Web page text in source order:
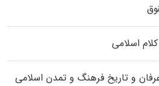
اسلامی
و تاریخ فرهنگ و تمدن اسلامی